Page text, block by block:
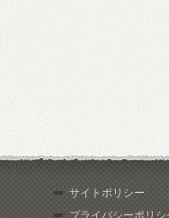
サイトポリシー
プライバシーポリシ